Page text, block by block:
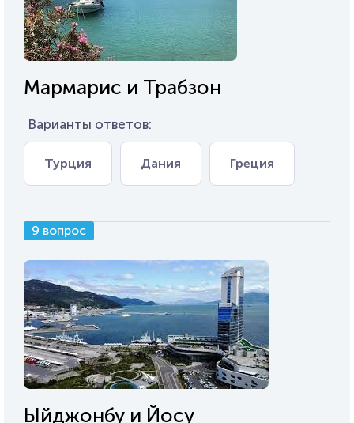
Мармарис и Трабзон
Варианты ответов:
Турция Дания Греция
9 вопрос
Ыйджонбу и Йосу